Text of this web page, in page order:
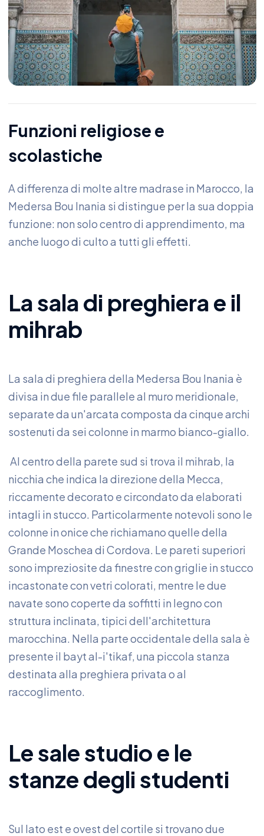
Funzioni religiose e
scolastiche
A differenza di molte altre madrase in Marocco, la
Medersa Bou Inania si distingue per la sua doppia
funzione: non solo centro di apprendimento, ma
anche luogo di culto a tutti gli effetti.
La sala di preghiera e il
mihrab
La sala di preghiera della Medersa Bou Inania è
divisa in due file parallele al muro meridionale,
separate da un'arcata composta da cinque archi
sostenuti da sei colonne in marmo bianco-giallo.
Al centro della parete sud si trova il mihrab, la
nicchia che indica la direzione della Mecca,
riccamente decorato e circondato da elaborati
intagli in stucco. Particolarmente notevoli sono le
colonne in onice che richiamano quelle della
Grande Moschea di Cordova. Le pareti superiori
sono impreziosite da finestre con griglie in stucco
incastonate con vetri colorati, mentre le due
navate sono coperte da soffitti in legno con
struttura inclinata, tipici dell'architettura
marocchina. Nella parte occidentale della sala è
presente il bayt al-i'tikaf, una piccola stanza
destinata alla preghiera privata o al
raccoglimento.
Le sale studio e le
stanze degli studenti
Sul lato est e ovest del cortile si trovano due